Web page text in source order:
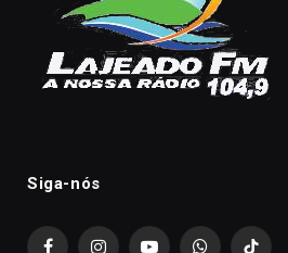
Siga-nós